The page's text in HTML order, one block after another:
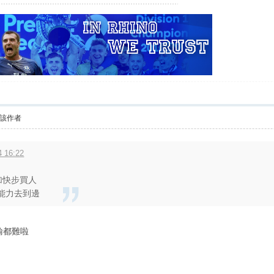
作者
16:22
步買人
力去到邊
都難啦